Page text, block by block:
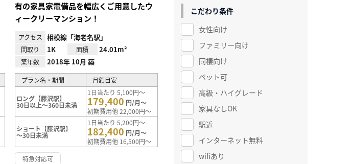
有の家具家電備品を幅広くご用意したウ
ィークリーマンション！
アクセス 相模線「海老名駅」
間取り 1K 面積 24.01m²
築年数 2018年 10月 築
プラン名・期間 月額目安
ロング【藤沢駅】
30日以上～360日未満
1日当たり 5,100円～
179,400 円/月～
初期費用他 22,000円～
ショート【藤沢駅】
～30日未満
1日当たり 5,200円～
182,400 円/月～
初期費用他 16,500円～
特急対応可
こだわり条件
女性向け
ファミリー向け
同棲向け
ペット可
高級・ハイグレード
家具なしOK
駅近
インターネット無料
wifiあり